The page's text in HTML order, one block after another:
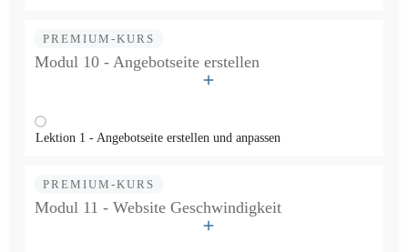
PREMIUM-KURS
Modul 10 - Angebotseite erstellen
Lektion 1 - Angebotseite erstellen und anpassen
PREMIUM-KURS
Modul 11 - Website Geschwindigkeit